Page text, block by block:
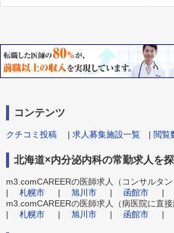
コンテンツ
クチコミ投稿 | 求人募集施設一覧 | 閲覧
北海道×内分泌内科の常勤求人を
m3.comCAREERの医師求人（コンサルタン
| 札幌市 | 旭川市 | 函館市 |
m3.comCAREERの医師求人（病医院に直接
| 札幌市 | 旭川市 | 函館市 |